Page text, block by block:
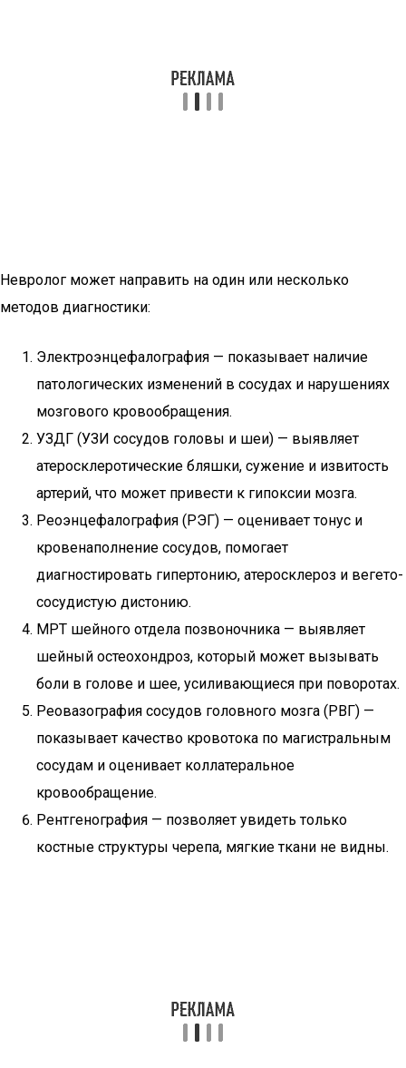
Невролог может направить на один или несколько
методов диагностики:
Электроэнцефалография — показывает наличие
патологических изменений в сосудах и нарушениях
мозгового кровообращения.
УЗДГ (УЗИ сосудов головы и шеи) — выявляет
атеросклеротические бляшки, сужение и извитость
артерий, что может привести к гипоксии мозга.
Реоэнцефалография (РЭГ) — оценивает тонус и
кровенаполнение сосудов, помогает
диагностировать гипертонию, атеросклероз и вегето-
сосудистую дистонию.
МРТ шейного отдела позвоночника — выявляет
шейный остеохондроз, который может вызывать
боли в голове и шее, усиливающиеся при поворотах.
Реовазография сосудов головного мозга (РВГ) —
показывает качество кровотока по магистральным
сосудам и оценивает коллатеральное
кровообращение.
Рентгенография — позволяет увидеть только
костные структуры черепа, мягкие ткани не видны.